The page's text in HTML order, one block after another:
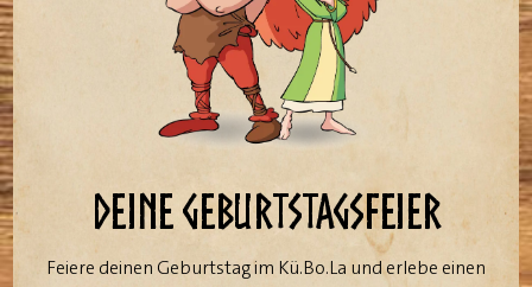
Deine Geburtstagsfeier
Feiere deinen Geburtstag im Kü.Bo.La und erlebe einen